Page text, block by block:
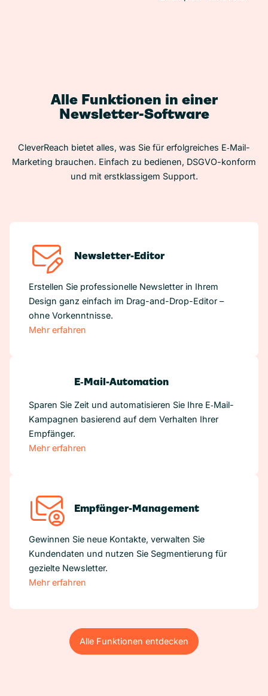
Alle Funktionen in einer
Newsletter-Software
CleverReach bietet alles, was Sie für erfolgreiches E‑Mail-
Marketing brauchen. Einfach zu bedienen, DSGVO-konform
und mit erstklassigem Support.
Newsletter-Editor
Erstellen Sie professionelle Newsletter in Ihrem
Design ganz einfach im Drag-and-Drop-Editor –
ohne Vorkenntnisse.
Mehr erfahren
E‑Mail-Automation
Sparen Sie Zeit und automatisieren Sie Ihre E‑Mail-
Kampagnen basierend auf dem Verhalten Ihrer
Empfänger.
Mehr erfahren
Empfänger-Management
Gewinnen Sie neue Kontakte, verwalten Sie
Kundendaten und nutzen Sie Segmentierung für
gezielte Newsletter.
Mehr erfahren
Alle Funktionen entdecken
Alle Funktionen entdecken